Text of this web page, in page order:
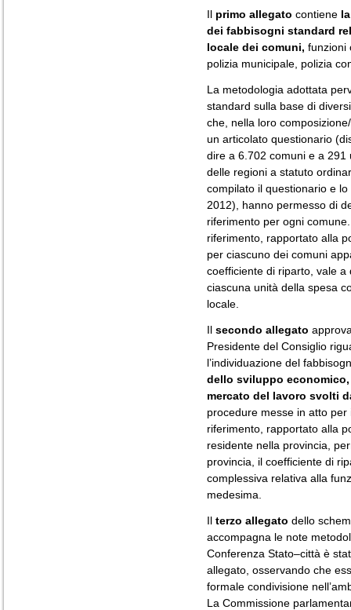
Il primo allegato contiene
dei fabbisogni standard
locale dei comuni, funzioni
polizia municipale, polizia
La metodologia adottata
standard sulla base di
che, nella loro
un articolato questionario
dire a 6.702 comuni e a
delle regioni a statuto
compilato il questionario e
2012), hanno permesso di
riferimento per ogni
riferimento, rapportato alla
per ciascuno dei comuni
coefficiente di riparto, vale
ciascuna unità della spesa
locale.
Il secondo allegato
Presidente del Consiglio
l’individuazione del
dello sviluppo
mercato del lavoro svolti
procedure messe in atto
riferimento, rapportato alla
residente nella provincia,
provincia, il coefficiente di
complessiva relativa alla
medesima.
Il terzo allegato dello
accompagna le note
Conferenza Stato–città è
allegato, osservando che
formale condivisione
La Commissione